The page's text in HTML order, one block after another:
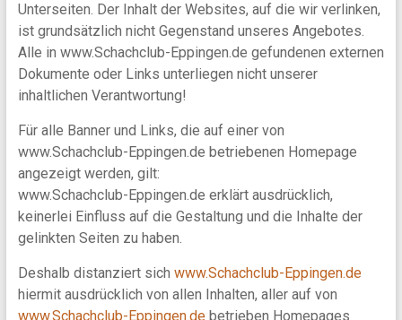
Unterseiten. Der Inhalt der Websites, auf die wir verlinken,
ist grundsätzlich nicht Gegenstand unseres Angebotes.
Alle in www.Schachclub-Eppingen.de gefundenen externen
Dokumente oder Links unterliegen nicht unserer
inhaltlichen Verantwortung!
Für alle Banner und Links, die auf einer von
www.Schachclub-Eppingen.de betriebenen Homepage
angezeigt werden, gilt:
www.Schachclub-Eppingen.de erklärt ausdrücklich,
keinerlei Einfluss auf die Gestaltung und die Inhalte der
gelinkten Seiten zu haben.
Deshalb distanziert sich www.Schachclub-Eppingen.de
hiermit ausdrücklich von allen Inhalten, aller auf von
www.Schachclub-Eppingen.debetrieben Homepages